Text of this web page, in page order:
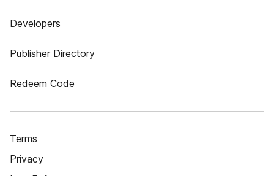
Developers
Publisher Directory
Redeem Code
Terms
Privacy